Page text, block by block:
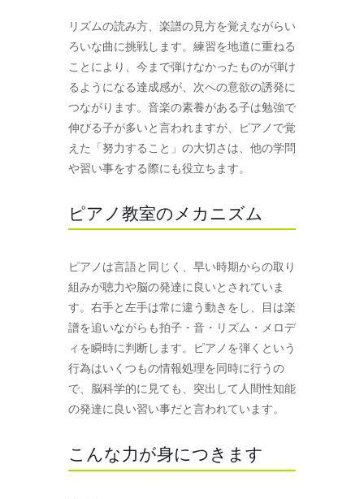
リズムの読み方、楽譜の見方を覚えながらい
ろいな曲に挑戦します。練習を地道に重ねる
ことにより、今まで弾けなかったものが弾け
るようになる達成感が、次への意欲の誘発に
つながります。音楽の素養がある子は勉強で
伸びる子が多いと言われますが、ピアノで覚
えた「努力すること」の大切さは、他の学問
や習い事をする際にも役立ちます。
ピアノ教室のメカニズム
ピアノは言語と同じく、早い時期からの取り
組みが聴力や脳の発達に良いとされていま
す。右手と左手は常に違う動きをし、目は楽
譜を追いながらも拍子・音・リズム・メロデ
ィを瞬時に判断します。ピアノを弾くという
行為はいくつもの情報処理を同時に行うの
で、脳科学的に見ても、突出して人間性知能
の発達に良い習い事だと言われています。
こんな力が身につきます